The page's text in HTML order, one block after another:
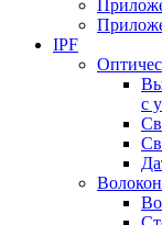
IPF
с